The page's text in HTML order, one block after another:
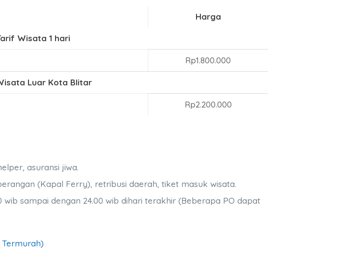
Harga
Wisata 1 hari
Rp1.800.000
Luar Kota Blitar
Rp2.200.000
asuransi jiwa.
(Kapal Ferry), retribusi daerah, tiket masuk wisata.
sampai dengan 24.00 wib dihari terakhir (Beberapa PO dapat